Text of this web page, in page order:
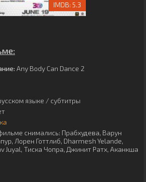
5.3
Any Body Can Dance 2
языке / субтитры
снимались: Прабхудева, Варун
, Лорен Готтлиб, Dharmesh Yelande,
Juyal, Тиска Чопра, Джинит Ратх, Аканкша